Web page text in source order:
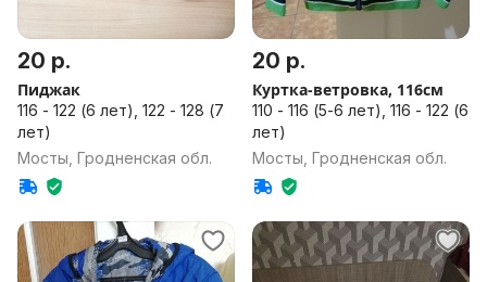
20 р.
Пиджак
116 - 122 (6 лет), 122 - 128 (7
лет)
Мосты, Гродненская обл.
20 р.
Куртка-ветровка, 116см
110 - 116 (5-6 лет), 116 - 122 (6
лет)
Мосты, Гродненская обл.